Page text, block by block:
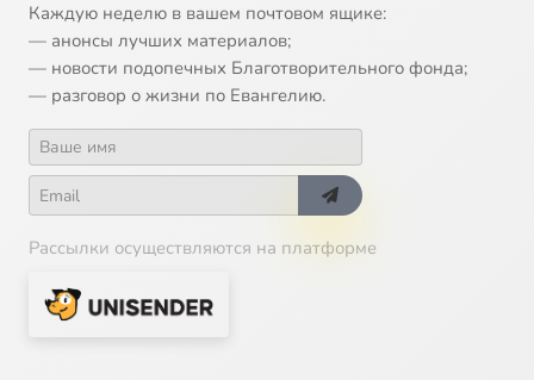
Каждую неделю в вашем почтовом ящике:
— анонсы лучших материалов;
— новости подопечных Благотворительного фонда;
— разговор о жизни по Евангелию.
Рассылки осуществляются на платформе